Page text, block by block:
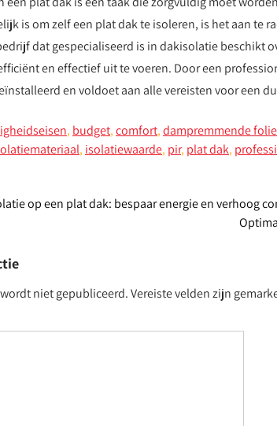
is om zelf een plat dak te isoleren, is het aan te
dat gespecialiseerd is in dakisolatie beschikt
en effectief uit te voeren. Door een
en voldoet aan alle vereisten voor een
, budget,comfort,dampremmende folie
, isolatiewaarde, pir, plat dak,
op een plat dak: bespaar energie en verhoog
niet gepubliceerd.Vereiste velden zijn